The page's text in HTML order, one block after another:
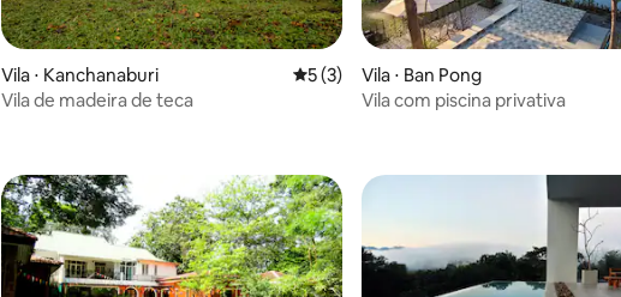
Vila ⋅ Kanchanaburi 5 de uma avaliação média de 5, 3
5 (3)
Vila de madeira de teca
Vila ⋅ Ban Pong
Vila com piscina privativa